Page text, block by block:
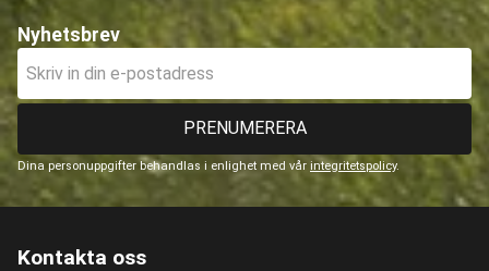
Nyhetsbrev
PRENUMERERA
Dina personuppgifter behandlas i enlighet med vår integritetspolicy.
Kontakta oss